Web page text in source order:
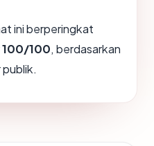
ini berperingkat
100/100, berdasarkan